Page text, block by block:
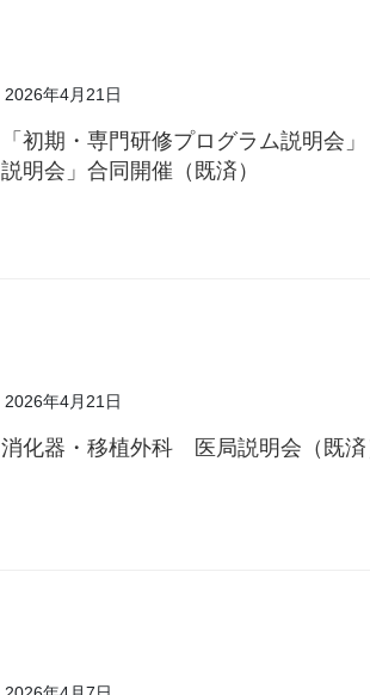
2026年4月21日
「初期・専門研修プログラム説明会
説明会」合同開催（既済）
2026年4月21日
消化器・移植外科 医局説明会（既済